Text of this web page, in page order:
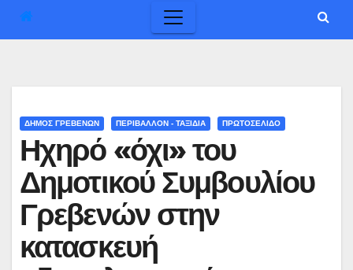
ΔΗΜΟΣ ΓΡΕΒΕΝΩΝ ΠΕΡΙΒΑΛΛΟΝ - ΤΑΞΙΔΙΑ ΠΡΩΤΟΣΕΛΙΔΟ
Ηχηρό «όχι» του
Δημοτικού Συμβουλίου
Γρεβενών στην
κατασκευή